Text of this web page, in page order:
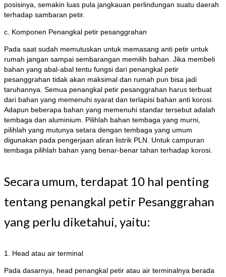
posisinya, semakin luas pula jangkauan perlindungan suatu daerah
terhadap sambaran petir.
c. Komponen Penangkal petir pesanggrahan
Pada saat sudah memutuskan untuk memasang anti petir untuk
rumah jangan sampai sembarangan memilih bahan. Jika membeli
bahan yang abal-abal tentu fungsi dari penangkal petir
pesanggrahan tidak akan maksimal dan rumah pun bisa jadi
taruhannya. Semua penangkal petir pesanggrahan harus terbuat
dari bahan yang memenuhi syarat dan terlapisi bahan anti korosi.
Adapun beberapa bahan yang memenuhi standar tersebut adalah
tembaga dan aluminium. Pilihlah bahan tembaga yang murni,
pilihlah yang mutunya setara dengan tembaga yang umum
digunakan pada pengerjaan aliran listrik PLN. Untuk campuran
tembaga pilihlah bahan yang benar-benar tahan terhadap korosi.
Secara umum, terdapat 10 hal penting
tentang penangkal petir Pesanggrahan
yang perlu diketahui, yaitu:
1. Head atau air terminal
Pada dasarnya, head penangkal petir atau air terminalnya berada